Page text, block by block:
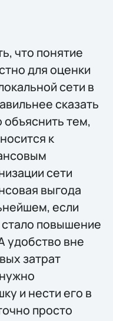
что понятие
для оценки
сети в
сказать
тем,
к
сети
выгода
если
повышение
удобство вне
затрат
и нести его в
просто